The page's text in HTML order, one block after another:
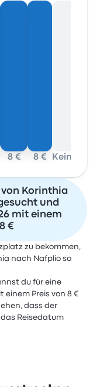
8 € 8 €
von Korinthia
und
mit einem
€
zu bekommen,
nach Nafplio so
du für eine
Preis von 8 €
dass der
das Reisedatum